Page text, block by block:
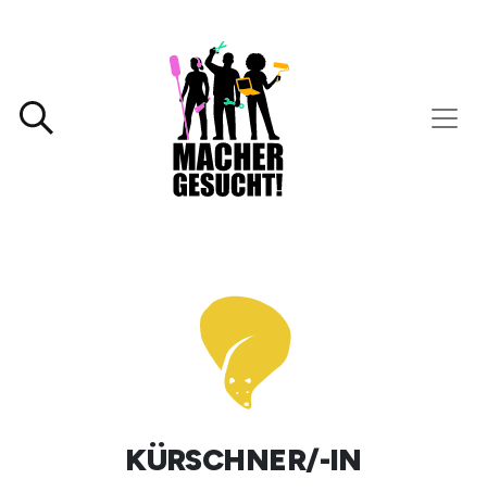
KÜRSCHNER/-IN